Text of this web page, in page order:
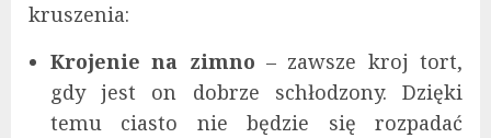
kruszenia:
Krojenie na zimno – zawsze kroj tort,
gdy jest on dobrze schłodzony. Dzięki
temu ciasto nie będzie się rozpadać